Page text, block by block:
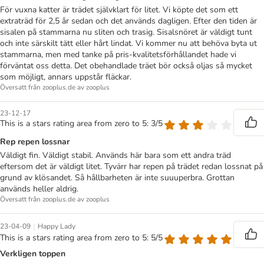
För vuxna katter är trädet självklart för litet. Vi köpte det som ett
extraträd för 2,5 år sedan och det används dagligen. Efter den tiden är
sisalen på stammarna nu sliten och trasig. Sisalsnöret är väldigt tunt
och inte särskilt tätt eller hårt lindat. Vi kommer nu att behöva byta ut
stammarna, men med tanke på pris-kvalitetsförhållandet hade vi
förväntat oss detta. Det obehandlade träet bör också oljas så mycket
som möjligt, annars uppstår fläckar.
Översatt från zooplus.de av zooplus
23-12-17
This is a stars rating area from zero to 5: 3/5
Rep repen lossnar
Väldigt fin. Väldigt stabil. Används här bara som ett andra träd
eftersom det är väldigt litet. Tyvärr har repen på trädet redan lossnat på
grund av klösandet. Så hållbarheten är inte suuuperbra. Grottan
används heller aldrig.
Översatt från zooplus.de av zooplus
23-04-09 | Happy Lady
This is a stars rating area from zero to 5: 5/5
Verkligen toppen